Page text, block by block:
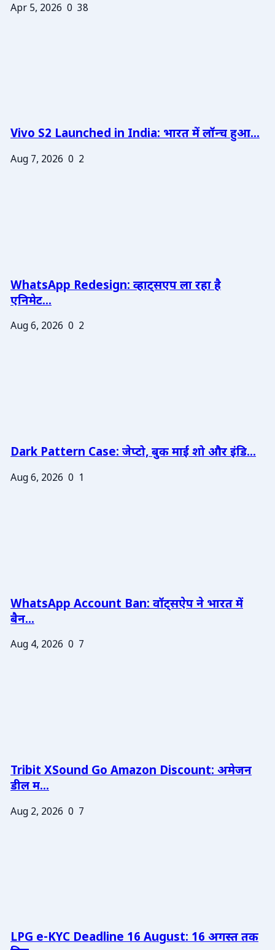
Apr 5, 2026 0 38
Vivo S2 Launched in India: भारत में लॉन्च हुआ...
Aug 7, 2026 0 2
WhatsApp Redesign: व्हाट्सएप ला रहा है
एनिमेट...
Aug 6, 2026 0 2
Dark Pattern Case: जेप्टो, बुक माई शो और इंडि...
Aug 6, 2026 0 1
WhatsApp Account Ban: वॉट्सऐप ने भारत में
बैन...
Aug 4, 2026 0 7
Tribit XSound Go Amazon Discount: अमेजन
डील म...
Aug 2, 2026 0 7
LPG e-KYC Deadline 16 August: 16 अगस्त तक